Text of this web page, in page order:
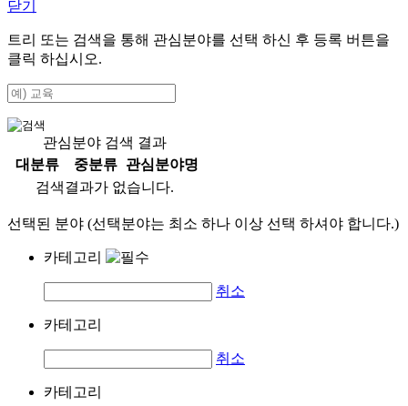
닫기
트리 또는 검색을 통해 관심분야를 선택 하신 후 등록 버튼을
클릭 하십시오.
관심분야 검색 결과
대분류
중분류
관심분야명
검색결과가 없습니다.
선택된 분야 (선택분야는 최소 하나 이상 선택 하셔야 합니다.)
카테고리
취소
카테고리
취소
카테고리